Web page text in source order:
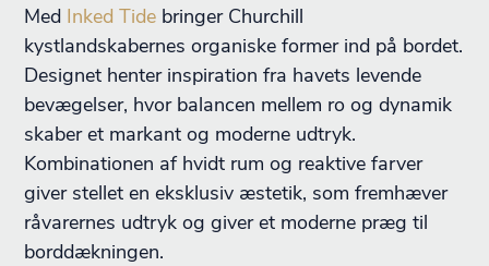
Med Inked Tide bringer Churchill
kystlandskabernes organiske former ind på bordet.
Designet henter inspiration fra havets levende
bevægelser, hvor balancen mellem ro og dynamik
skaber et markant og moderne udtryk.
Kombinationen af hvidt rum og reaktive farver
giver stellet en eksklusiv æstetik, som fremhæver
råvarernes udtryk og giver et moderne præg til
borddækningen.